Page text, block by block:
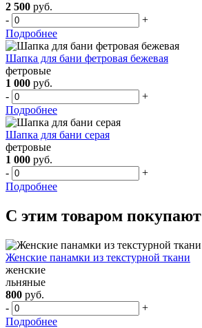
2 500 руб.
-
+
Подробнее
Шапка для бани фетровая бежевая
фетровые
1 000 руб.
-
+
Подробнее
Шапка для бани серая
фетровые
1 000 руб.
-
+
Подробнее
С этим товаром покупают
Женские панамки из текстурной ткани
женские
льняные
800 руб.
-
+
Подробнее